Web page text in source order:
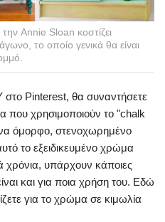
Annie Sloan κοστίζει
το οποίο γενικά θα είναι
στο Pinterest, θα συναντήσετε
χρησιμοποιούν το "chalk
όμορφο, στενοχωρημένο
το εξειδικευμένο χρώμα
χρόνια, υπάρχουν κάποιες
και για ποια χρήση του. Εδώ
για το χρώμα σε κιμωλία